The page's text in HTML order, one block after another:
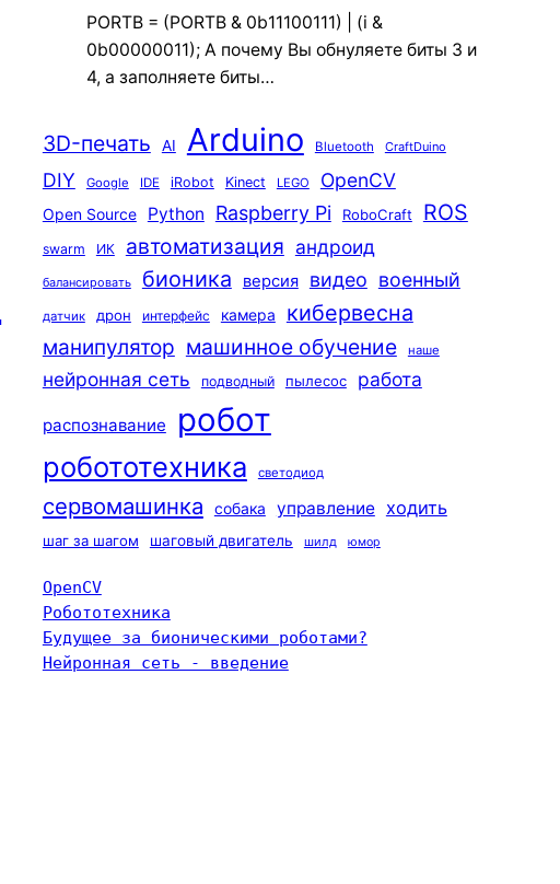
PORTB = (PORTB & 0b11100111) | (i &
0b00000011); А почему Вы обнуляете биты 3 и
4, а заполняете биты…
3D-печать AI Arduino Bluetooth CraftDuino
DIY Google IDE iRobot Kinect LEGO OpenCV
Open Source Python Raspberry Pi RoboCraft ROS
swarm ИК автоматизация андроид
балансировать бионика версия видео военный
датчик дрон интерфейс камера кибервесна
манипулятор машинное обучение наше
нейронная сеть подводный пылесос работа
распознавание робот
робототехника светодиод
сервомашинка собака управление ходить
шаг за шагом шаговый двигатель шилд юмор
OpenCV
Робототехника
Будущее за бионическими роботами?
Нейронная сеть - введение